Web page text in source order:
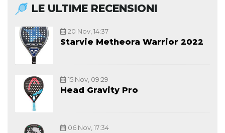
LE ULTIME RECENSIONI
20 Nov, 14:37
Starvie Metheora Warrior 2022
15 Nov, 09:29
Head Gravity Pro
06 Nov, 17:34